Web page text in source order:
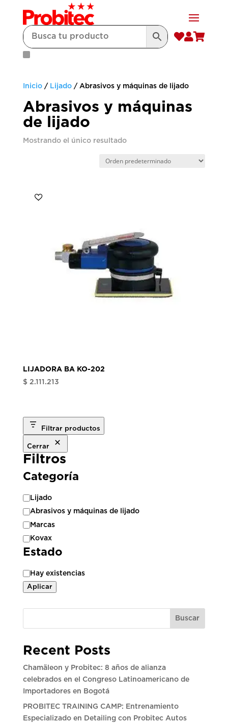

Inicio/ Lijado/ Abrasivos y máquinas de lijado
Abrasivos y máquinas
de lijado
Mostrando el único resultado
LIJADORA BA KO-202
$ 2.111.213
Filtrar productos
Cerrar
Filtros
Categoría
Categoría
Lijado
Abrasivos y máquinas de lijado
Marcas
Kovax
Estado
Estado
Hay existencias
Aplicar
Buscar
Recent Posts
Chamäleon y Probitec: 8 años de alianza
celebrados en el Congreso Latinoamericano de
Importadores en Bogotá
PROBITEC TRAINING CAMP: Entrenamiento
Especializado en Detailing con Probitec Autos